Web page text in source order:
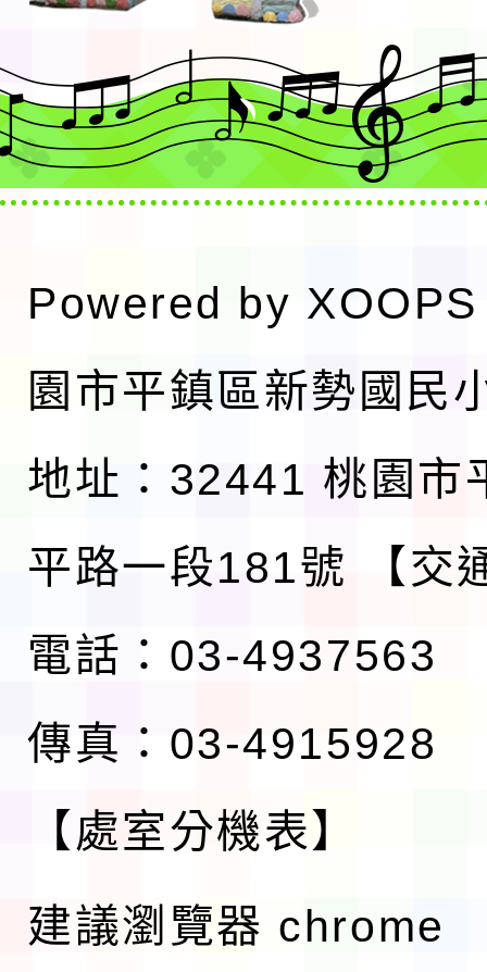
Powered by XOOPS
園市平鎮區新勢國民
地址：32441 桃園市
平路一段181號
【交
電話：03-4937563
傳真：03-4915928
【處室分機表】
建議瀏覽器 chrome